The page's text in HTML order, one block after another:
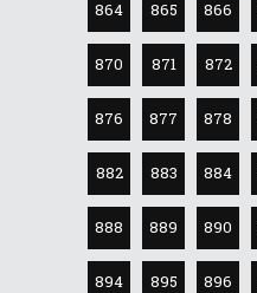
864 865 866
870 871 872
876 877 878
882 883 884
888 889 890
894 895 896